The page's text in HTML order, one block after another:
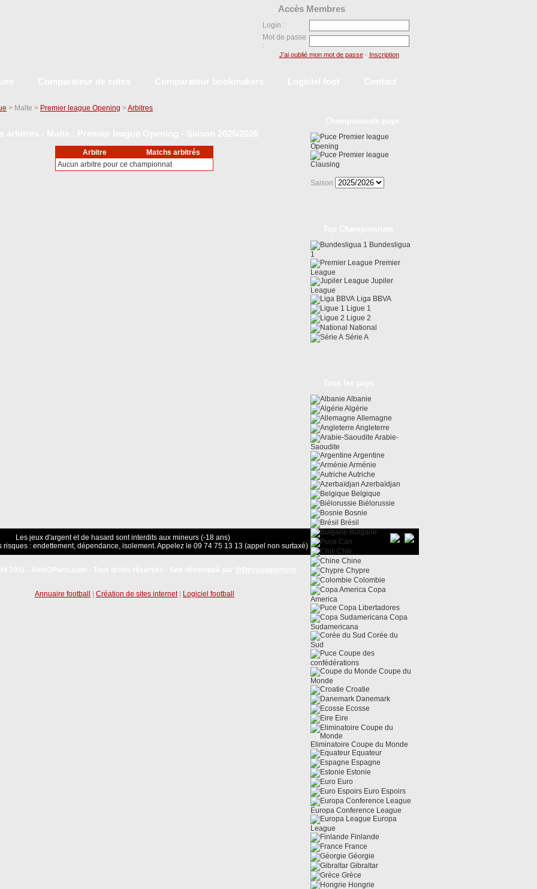
> Malte > Premier league Opening >Arbitres
Arbitre
Matchs arbitrés
Aucun arbitre pour ce championnat
Premier league
Opening
Premier league
Clausing
Saison
Bundesligua
1
Premier
League
Jupiler
League
Liga BBVA
Ligue 1
Ligue 2
National
Série A
Albanie
Algérie
Allemagne
Angleterre
Arabie-
Saoudite
Argentine
Arménie
Autriche
Azerbaïdjan
Belgique
Biélorussie
Bosnie
Brésil
Bulgarie
Can
Chili
Chine
Chypre
Colombie
Copa
America
Copa Libertadores
Copa
Sudamericana
Corée du
Sud
Coupe des
confédérations
Coupe du
Monde
Croatie
Danemark
Ecosse
Eire
Eliminatoire Coupe du Monde
Equateur
Espagne
Estonie
Euro
Euro Espoirs
Europa Conference League
Europa
League
Finlande
France
Géorgie
Gibraltar
Grèce
Hongrie
Les jeux d'argent et de hasard sont interdits aux mineurs (-18 ans)
risques : endettement, dépendance, isolement. Appelez le 09 74 75 13 13 (appel non surtaxé)
Annuaire football Création de sites internet| Logiciel football
Accès Membres
Login :
Mot de passe
:
J’ai oublié mon mot de passe- Inscription